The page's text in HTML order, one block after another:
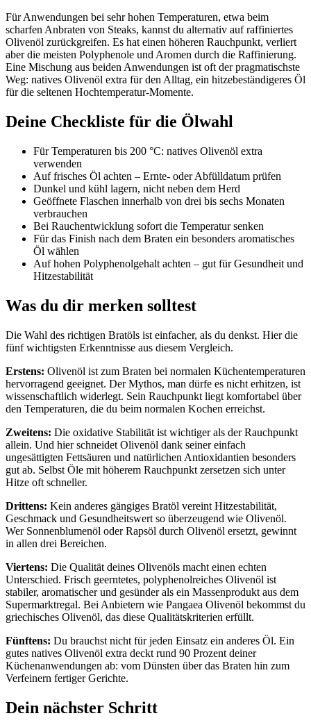
Für Anwendungen bei sehr hohen Temperaturen, etwa beim
scharfen Anbraten von Steaks, kannst du alternativ auf raffiniertes
Olivenöl zurückgreifen. Es hat einen höheren Rauchpunkt, verliert
aber die meisten Polyphenole und Aromen durch die Raffinierung.
Eine Mischung aus beiden Anwendungen ist oft der pragmatischste
Weg: natives Olivenöl extra für den Alltag, ein hitzebeständigeres Öl
für die seltenen Hochtemperatur-Momente.
Deine Checkliste für die Ölwahl
Für Temperaturen bis 200 °C: natives Olivenöl extra
verwenden
Auf frisches Öl achten – Ernte- oder Abfülldatum prüfen
Dunkel und kühl lagern, nicht neben dem Herd
Geöffnete Flaschen innerhalb von drei bis sechs Monaten
verbrauchen
Bei Rauchentwicklung sofort die Temperatur senken
Für das Finish nach dem Braten ein besonders aromatisches
Öl wählen
Auf hohen Polyphenolgehalt achten – gut für Gesundheit und
Hitzestabilität
Was du dir merken solltest
Die Wahl des richtigen Bratöls ist einfacher, als du denkst. Hier die
fünf wichtigsten Erkenntnisse aus diesem Vergleich.
Erstens: Olivenöl ist zum Braten bei normalen Küchentemperaturen
hervorragend geeignet. Der Mythos, man dürfe es nicht erhitzen, ist
wissenschaftlich widerlegt. Sein Rauchpunkt liegt komfortabel über
den Temperaturen, die du beim normalen Kochen erreichst.
Zweitens: Die oxidative Stabilität ist wichtiger als der Rauchpunkt
allein. Und hier schneidet Olivenöl dank seiner einfach
ungesättigten Fettsäuren und natürlichen Antioxidantien besonders
gut ab. Selbst Öle mit höherem Rauchpunkt zersetzen sich unter
Hitze oft schneller.
Drittens: Kein anderes gängiges Bratöl vereint Hitzestabilität,
Geschmack und Gesundheitswert so überzeugend wie Olivenöl.
Wer Sonnenblumenöl oder Rapsöl durch Olivenöl ersetzt, gewinnt
in allen drei Bereichen.
Viertens: Die Qualität deines Olivenöls macht einen echten
Unterschied. Frisch geerntetes, polyphenolreiches Olivenöl ist
stabiler, aromatischer und gesünder als ein Massenprodukt aus dem
Supermarktregal. Bei Anbietern wie Pangaea Olivenöl bekommst du
griechisches Olivenöl, das diese Qualitätskriterien erfüllt.
Fünftens: Du brauchst nicht für jeden Einsatz ein anderes Öl. Ein
gutes natives Olivenöl extra deckt rund 90 Prozent deiner
Küchenanwendungen ab: vom Dünsten über das Braten hin zum
Verfeinern fertiger Gerichte.
Dein nächster Schritt